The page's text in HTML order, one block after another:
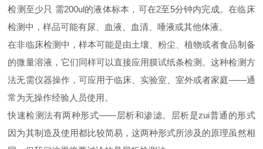
检测至少只 需200ul的液体标本，可在2至5分钟内完成。在临床
检测中，样品可能有尿、血液、血清、唾液或其他体液。
在非临床检测中，样本可能是由土壤、粉尘、植物或者食品制备
的微量溶液，它们同样可以直接应用膜试纸条检测。这种检测方
法无需仪器操作，可应用于临床、实验室、室外或者家庭——通
常为无操作经验人员使用。
快速检测法有两种形式——层析和渗滤。层析是zui普通的形式
因为其制造及使用都比较简易，这两种形式所涉及的原理虽然相